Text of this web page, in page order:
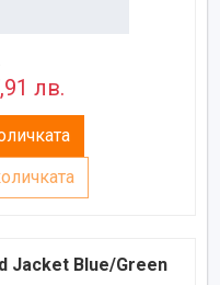
лв.
Jacket Blue/Green